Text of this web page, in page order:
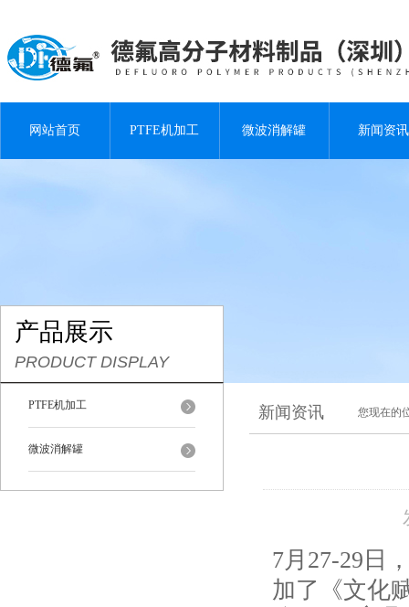
网站首页 PTFE机加工 微波消解罐 新闻资讯
产品展示
PRODUCT DISPLAY
PTFE机加工
微波消解罐
新闻资讯 您现在的
7月27-29日
加了《文化